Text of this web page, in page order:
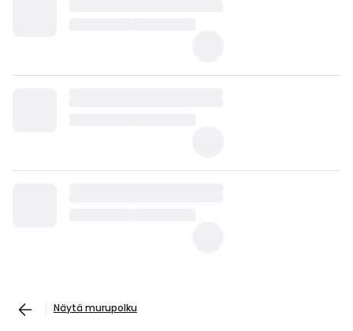
Näytä murupolku